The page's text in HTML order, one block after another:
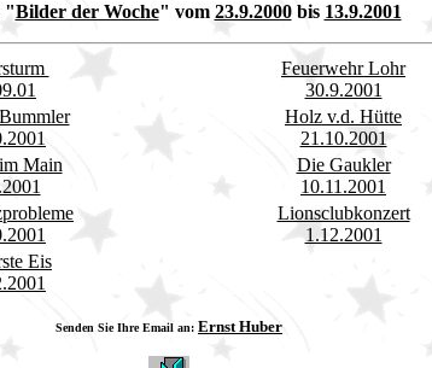
"Bilder der Woche" vom 23.9.2000bis 13.9.2001
Feuerwehr Lohr
30.9.2001
Holz v.d. Hütte
21.10.2001
Main
Die Gaukler
10.11.2001
Lionsclubkonzert
1.12.2001
Eis
Senden Sie Ihre Email an: Ernst Huber